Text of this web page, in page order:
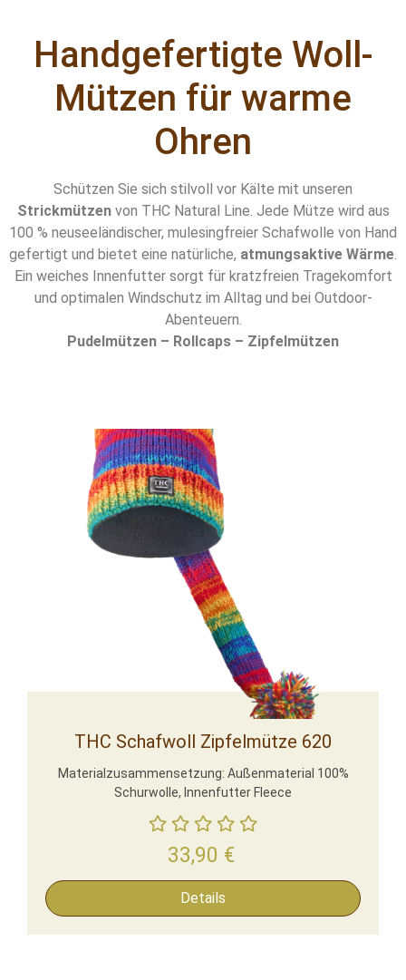
Handgefertigte Woll-
Mützen für warme
Ohren
Schützen Sie sich stilvoll vor Kälte mit unseren
Strickmützenvon THC Natural Line. Jede Mütze wird aus
100 % neuseeländischer, mulesingfreier Schafwolle von Hand
gefertigt und bietet eine natürliche, atmungsaktive Wärme.
Ein weiches Innenfutter sorgt für kratzfreien Tragekomfort
und optimalen Windschutz im Alltag und bei Outdoor-
Abenteuern.
Pudelmützen – Rollcaps – Zipfelmützen
THC Schafwoll Zipfelmütze 620
Materialzusammensetzung: Außenmaterial 100%
Schurwolle, Innenfutter Fleece
33,90 €
Details